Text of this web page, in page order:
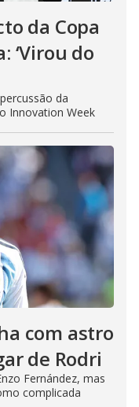
da Copa
‘Virou do
da
Innovation Week
com astro
de Rodri
Fernández, mas
complicada